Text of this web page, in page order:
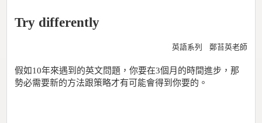
Try differently
英語系列 鄭苔英老師
假如10年來遇到的英文問題，你要在3個月的時間進步，那
勢必需要新的方法跟策略才有可能會得到你要的。